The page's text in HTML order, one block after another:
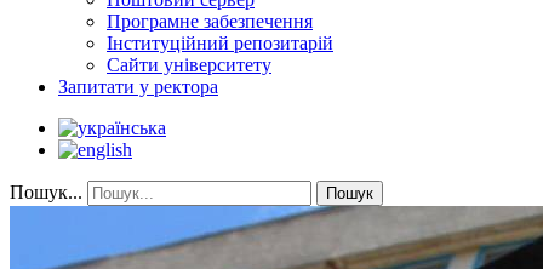
Програмне забезпечення
Інституційний репозитарій
Сайти університету
Запитати у ректора
Пошук... Пошук